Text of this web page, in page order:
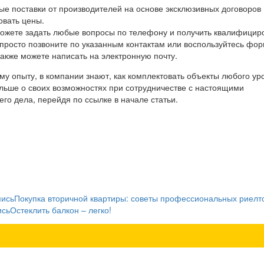
поставки от производителей на основе эксклюзивных договоров
цены.
задать любые вопросы по телефону и получить
позвоните по указанным контактам или воспользуйтесь
можете написать на электронную почту.
опыту, в компании знают, как комплектовать объекты любого
о своих возможностях при сотрудничестве с настоящими
дела, перейдя по ссылке в начале статьи.
Покупка вторичной квартиры: советы профессиональных
Остеклить балкон – легко!